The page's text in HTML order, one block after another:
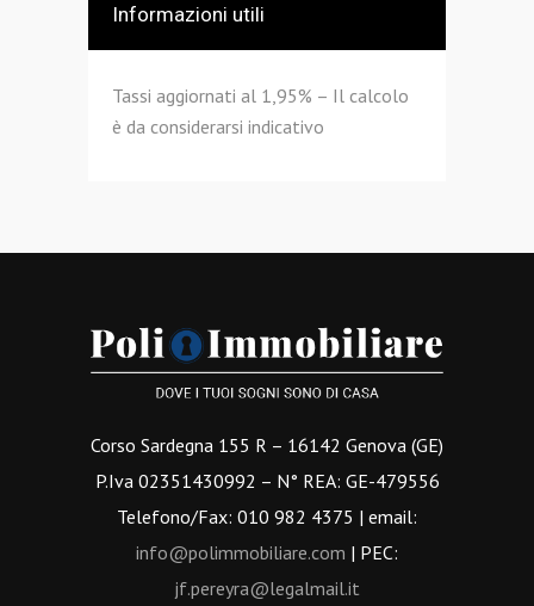
Informazioni utili
Tassi aggiornati al 1,95% – Il calcolo
è da considerarsi indicativo
Corso Sardegna 155 R – 16142 Genova (GE)
P.Iva 02351430992 – N° REA: GE-479556
Telefono/Fax: 010 982 4375 | email:
info@polimmobiliare.com | PEC:
jf.pereyra@legalmail.it